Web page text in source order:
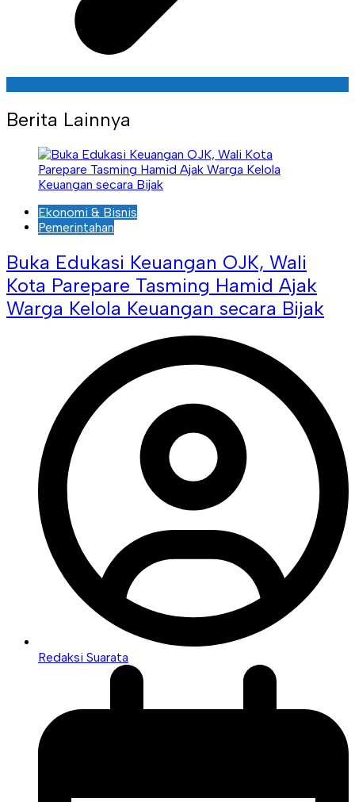
Berita Lainnya
Ekonomi & Bisnis
Pemerintahan
Buka Edukasi Keuangan OJK, Wali
Kota Parepare Tasming Hamid Ajak
Warga Kelola Keuangan secara Bijak
Redaksi Suarata